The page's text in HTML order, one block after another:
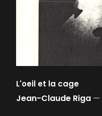
L'oeil et la cage
Jean-Claude Riga —